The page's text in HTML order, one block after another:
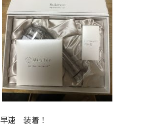
早速 装着！